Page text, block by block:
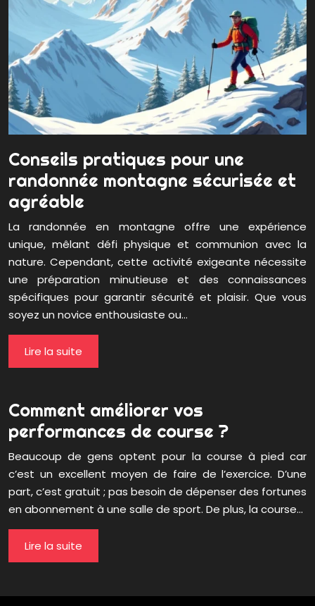
Conseils pratiques pour une
randonnée montagne sécurisée et
agréable
La randonnée en montagne offre une expérience
unique, mêlant défi physique et communion avec la
nature. Cependant, cette activité exigeante nécessite
une préparation minutieuse et des connaissances
spécifiques pour garantir sécurité et plaisir. Que vous
soyez un novice enthousiaste ou…
Lire la suite
Comment améliorer vos
performances de course ?
Beaucoup de gens optent pour la course à pied car
c’est un excellent moyen de faire de l’exercice. D’une
part, c’est gratuit ; pas besoin de dépenser des fortunes
en abonnement à une salle de sport. De plus, la course…
Lire la suite